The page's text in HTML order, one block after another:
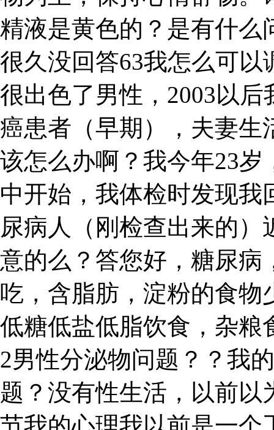
精液是黄色的？是有什么
很久没回答63我怎么可
很出色了男性，2003以
癌患者（早期），夫妻生
该怎么办啊？我今年23
中开始，我体检时发现我
尿病人（刚检查出来的
意的么？答您好，糖尿病
吃，含脂肪，淀粉的食物
低糖低盐低脂饮食，杂粮
2男性分泌物问题？？我
题？没有性生活，以前以